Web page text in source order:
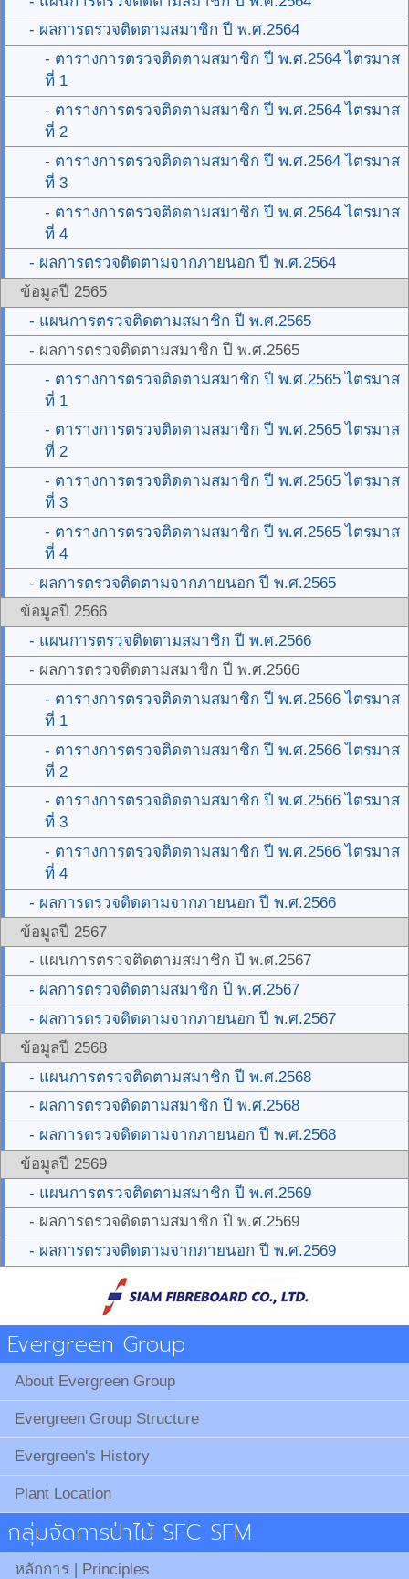
- ผลการตรวจติดตามสมาชิก ปี พ.ศ.2564
- ตารางการตรวจติดตามสมาชิก ปี พ.ศ.2564 ไตรมาส
ที่ 1
- ตารางการตรวจติดตามสมาชิก ปี พ.ศ.2564 ไตรมาส
ที่ 2
- ตารางการตรวจติดตามสมาชิก ปี พ.ศ.2564 ไตรมาส
ที่ 3
- ตารางการตรวจติดตามสมาชิก ปี พ.ศ.2564 ไตรมาส
ที่ 4
- ผลการตรวจติดตามจากภายนอก ปี พ.ศ.2564
ข้อมูลปี 2565
- แผนการตรวจติดตามสมาชิก ปี พ.ศ.2565
- ผลการตรวจติดตามสมาชิก ปี พ.ศ.2565
- ตารางการตรวจติดตามสมาชิก ปี พ.ศ.2565 ไตรมาส
ที่ 1
- ตารางการตรวจติดตามสมาชิก ปี พ.ศ.2565 ไตรมาส
ที่ 2
- ตารางการตรวจติดตามสมาชิก ปี พ.ศ.2565 ไตรมาส
ที่ 3
- ตารางการตรวจติดตามสมาชิก ปี พ.ศ.2565 ไตรมาส
ที่ 4
- ผลการตรวจติดตามจากภายนอก ปี พ.ศ.2565
ข้อมูลปี 2566
- แผนการตรวจติดตามสมาชิก ปี พ.ศ.2566
- ผลการตรวจติดตามสมาชิก ปี พ.ศ.2566
- ตารางการตรวจติดตามสมาชิก ปี พ.ศ.2566 ไตรมาส
ที่ 1
- ตารางการตรวจติดตามสมาชิก ปี พ.ศ.2566 ไตรมาส
ที่ 2
- ตารางการตรวจติดตามสมาชิก ปี พ.ศ.2566 ไตรมาส
ที่ 3
- ตารางการตรวจติดตามสมาชิก ปี พ.ศ.2566 ไตรมาส
ที่ 4
- ผลการตรวจติดตามจากภายนอก ปี พ.ศ.2566
ข้อมูลปี 2567
- แผนการตรวจติดตามสมาชิก ปี พ.ศ.2567
- ผลการตรวจติดตามสมาชิก ปี พ.ศ.2567
- ผลการตรวจติดตามจากภายนอก ปี พ.ศ.2567
ข้อมูลปี 2568
- แผนการตรวจติดตามสมาชิก ปี พ.ศ.2568
- ผลการตรวจติดตามสมาชิก ปี พ.ศ.2568
- ผลการตรวจติดตามจากภายนอก ปี พ.ศ.2568
ข้อมูลปี 2569
- แผนการตรวจติดตามสมาชิก ปี พ.ศ.2569
- ผลการตรวจติดตามสมาชิก ปี พ.ศ.2569
- ผลการตรวจติดตามจากภายนอก ปี พ.ศ.2569
Evergreen Group
About Evergreen Group
Evergreen Group Structure
Evergreen's History
Plant Location
กลุ่มจัดการป่าไม้ SFC SFM
หลักการ | Principles